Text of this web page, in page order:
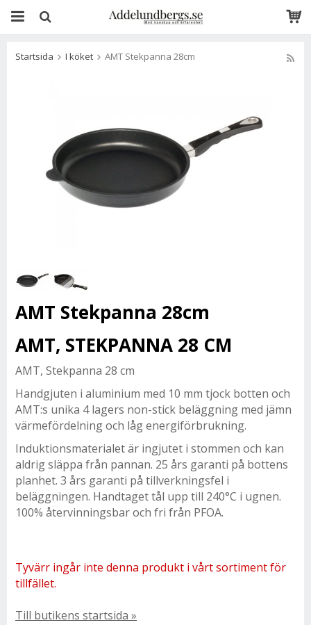
Startsida I köket AMT Stekpanna 28cm
AMT Stekpanna 28cm
AMT, STEKPANNA 28 CM
AMT, Stekpanna 28 cm
Handgjuten i aluminium med 10 mm tjock botten och
AMT:s unika 4 lagers non-stick beläggning med jämn
värmefördelning och låg energiförbrukning.
Induktionsmaterialet är ingjutet i stommen och kan
aldrig släppa från pannan. 25 års garanti på bottens
planhet. 3 års garanti på tillverkningsfel i
beläggningen. Handtaget tål upp till 240°C i ugnen.
100% återvinningsbar och fri från PFOA.
Tyvärr ingår inte denna produkt i vårt sortiment för
tillfället.
Till butikens startsida »